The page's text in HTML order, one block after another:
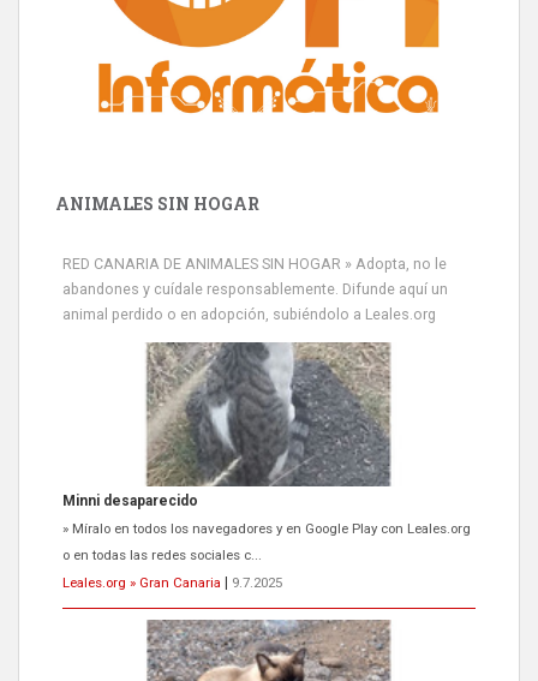
ANIMALES SIN HOGAR
RED CANARIA DE ANIMALES SIN HOGAR » Adopta, no le
abandones y cuídale responsablemente. Difunde aquí un
animal perdido o en adopción, subiéndolo a Leales.org
Minni desaparecido
» Míralo en todos los navegadores y en Google Play con Leales.org
o en todas las redes sociales c...
Leales.org » Gran Canaria
9.7.2025